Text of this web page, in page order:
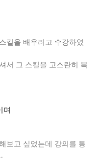
킬을 배우려고 수강하였
서 그 스킬을 고스란히 복
며
보고 싶었는데 강의를 통